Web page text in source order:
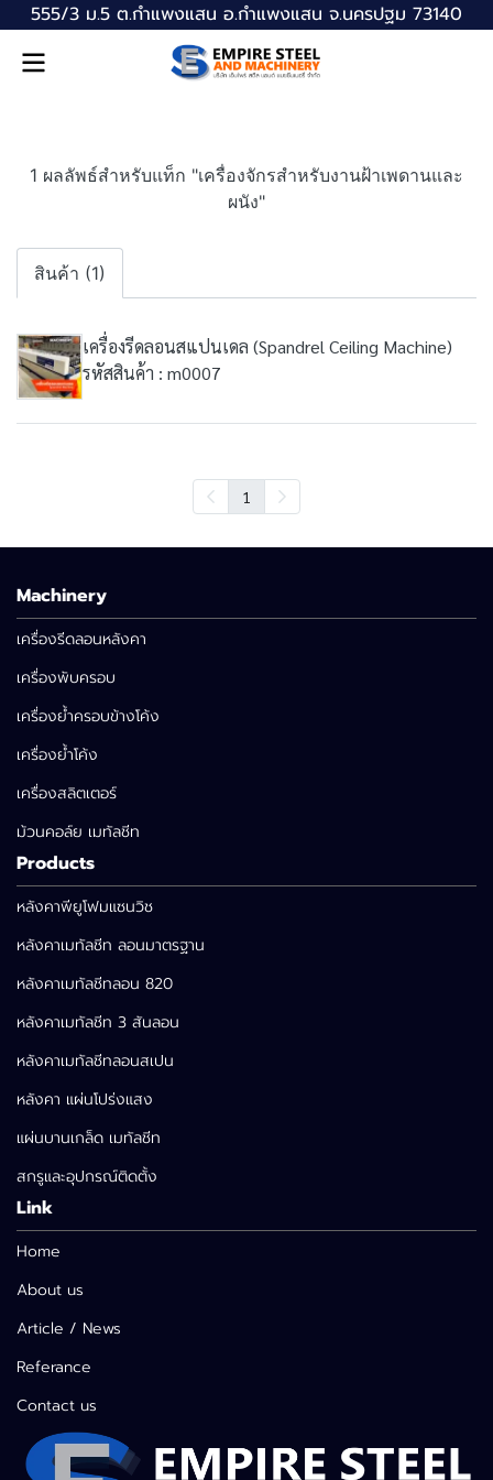
555/3 ม.5 ต.กำแพงแสน อ.กำแพงแสน จ.นครปฐม 73140
1 ผลลัพธ์สำหรับแท็ก "เครื่องจักรสำหรับงานฝ้าเพดานและ
ผนัง"
สินค้า (1)
เครื่องรีดลอนสแปนเดล (Spandrel Ceiling Machine)
รหัสสินค้า : m0007
1
Machinery
เครื่องรีดลอนหลังคา
เครื่องพับครอบ
เครื่องย้ำครอบข้างโค้ง
เครื่องย้ำโค้ง
เครื่องสลิตเตอร์
ม้วนคอล์ย เมทัลชีท
Products
หลังคาพียูโฟมแซนวิช
หลังคาเมทัลชีท ลอนมาตรฐาน
หลังคาเมทัลชีทลอน 820
หลังคาเมทัลชีท 3 สันลอน
หลังคาเมทัลชีทลอนสเปน
หลังคา แผ่นโปร่งแสง
แผ่นบานเกล็ด เมทัลชีท
สกรูและอุปกรณ์ติดตั้ง
Link
Home
About us
Article / News
Referance
Contact us